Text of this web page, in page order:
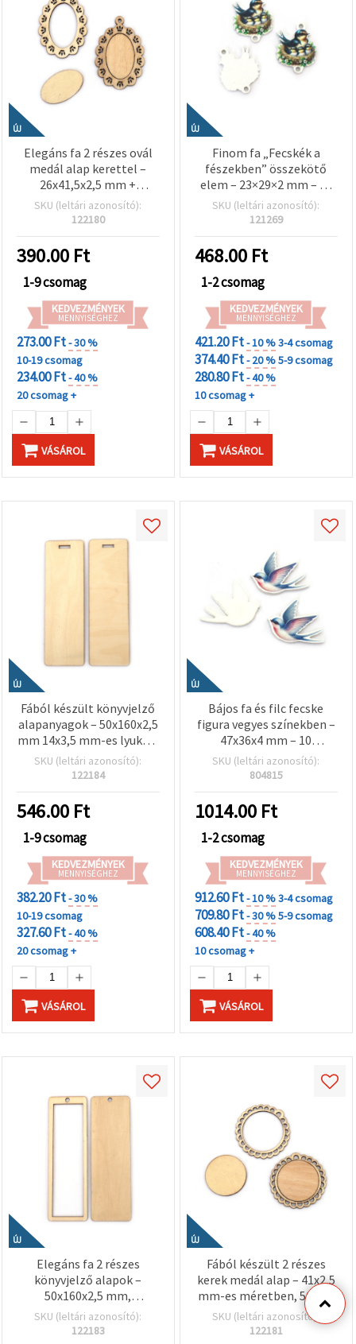
ÚJ
Elegáns fa 2 részes ovál
medál alap kerettel –
26x41,5x2,5 mm +
45x67x2,5 mm keret, 3
mm furat – 5 db/csomag
SKU (leltári azonosító):
122180
390.00 Ft
1-9 csomag
KEDVEZMÉNYEK
MENNYISÉGHEZ
273.00 Ft- 30 %
10-19 csomag
234.00 Ft- 40 %
20 csomag +
VÁSÁROL
ÚJ
Finom fa „Fecskék a
fészekben” összekötő
elem – 23×29×2 mm – 10
db/csomag
SKU (leltári azonosító):
121269
468.00 Ft
1-2 csomag
KEDVEZMÉNYEK
MENNYISÉGHEZ
421.20 Ft- 10 %3-4 csomag
374.40 Ft- 20 %5-9 csomag
280.80 Ft- 40 %
10 csomag +
VÁSÁROL
ÚJ
Fából készült könyvjelző
alapanyagok – 50x160x2,5
mm 14x3,5 mm-es lyukkal
– 5 darabos csomag
SKU (leltári azonosító):
122184
546.00 Ft
1-9 csomag
KEDVEZMÉNYEK
MENNYISÉGHEZ
382.20 Ft- 30 %
10-19 csomag
327.60 Ft- 40 %
20 csomag +
VÁSÁROL
ÚJ
Bájos fa és filc fecske
figura vegyes színekben –
47x36x4 mm – 10
db/csomag, kreatív hobbi
dekor kellék
SKU (leltári azonosító):
804815
1014.00 Ft
1-2 csomag
KEDVEZMÉNYEK
MENNYISÉGHEZ
912.60 Ft- 10 %3-4 csomag
709.80 Ft- 30 %5-9 csomag
608.40 Ft- 40 %
10 csomag +
VÁSÁROL
ÚJ
Elegáns fa 2 részes
könyvjelző alapok –
50x160x2,5 mm,
38x144x2,5 mm belső
mérettel és 5 mm lyukkal
SKU (leltári azonosító):
122183
ÚJ
Fából készült 2 részes
kerek medál alap – 41x2,5
mm-es méretben, 56x2,5
mm-es kerettel és 4x3
mm-es lyukkal – 5
SKU (leltári azonosító):
122181